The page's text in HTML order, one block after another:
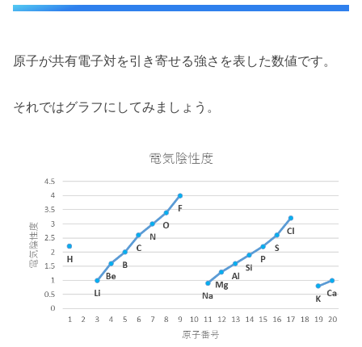
原子が共有電子対を引き寄せる強さを表した数値です。
それではグラフにしてみましょう。